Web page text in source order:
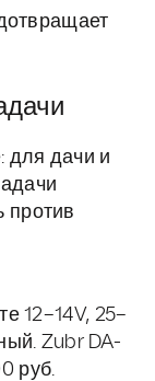
для дачи и
против
12–14V, 25–
Zubr DA-
руб.